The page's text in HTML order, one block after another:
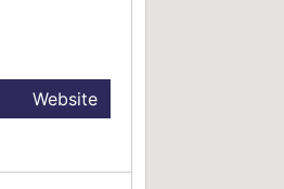
Website